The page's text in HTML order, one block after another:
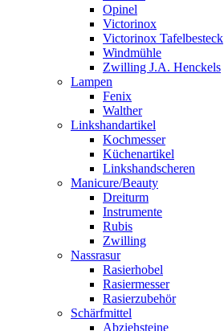
Opinel
Victorinox
Victorinox Tafelbesteck
Windmühle
Zwilling J.A. Henckels
Lampen
Fenix
Walther
Linkshandartikel
Kochmesser
Küchenartikel
Linkshandscheren
Manicure/Beauty
Dreiturm
Instrumente
Rubis
Zwilling
Nassrasur
Rasierhobel
Rasiermesser
Rasierzubehör
Schärfmittel
Abziehsteine